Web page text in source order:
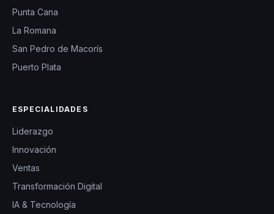
Punta Cana
La Romana
San Pedro de Macorís
Puerto Plata
ESPECIALIDADES
Liderazgo
Innovación
Ventas
Transformación Digital
IA & Tecnología